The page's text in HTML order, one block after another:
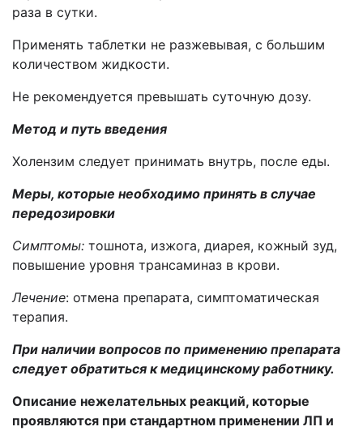
раза в сутки.
Применять таблетки не разжевывая, с большим
количеством жидкости.
Не рекомендуется превышать суточную дозу.
Метод и путь введения
Холензим следует принимать внутрь, после еды.
Меры, которые необходимо принять в случае
передозировки
Симптомы: тошнота, изжога, диарея, кожный зуд,
повышение уровня трансаминаз в крови.
Лечение: отмена препарата, симптоматическая
терапия.
При наличии вопросов по применению препарата
следует обратиться к медицинскому работнику.
Описание нежелательных реакций, которые
проявляются при стандартном применении ЛП и